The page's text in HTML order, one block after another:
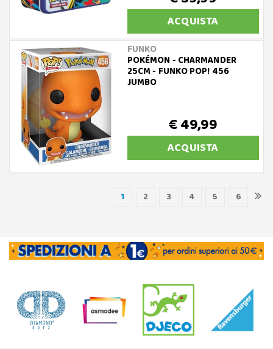
ACQUISTA
FUNKO
POKÉMON - CHARMANDER
25CM - FUNKO POP! 456
JUMBO
€ 49,99
ACQUISTA
1 2 3 4 5 6